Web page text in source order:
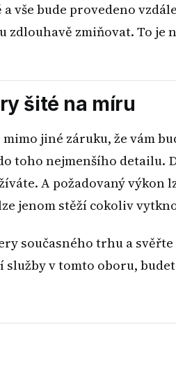
vše bude provedeno
zdlouhavě zmiňovat. To je
šité na míru
jiné záruku, že vám
toho nejmenšího detailu.
A požadovaný výkon
jenom stěží cokoliv
současného trhu a
v tomto oboru,